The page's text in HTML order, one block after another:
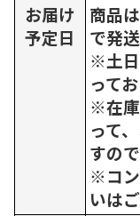
お届け
予定日
商品
で発
※土日
ってお
※在庫
って
すの
※コ
いは